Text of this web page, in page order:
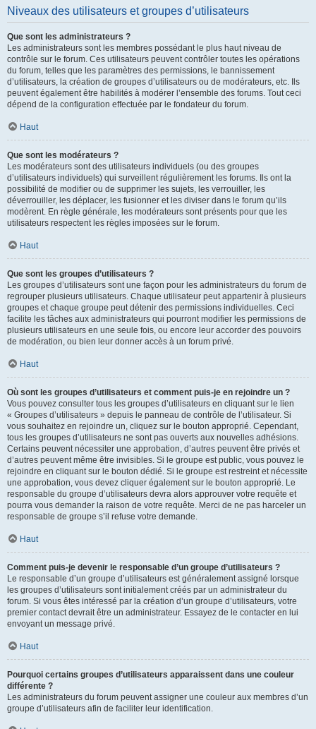
Niveaux des utilisateurs et groupes d’utilisateurs
Que sont les administrateurs ?
Les administrateurs sont les membres possédant le plus haut niveau de
contrôle sur le forum. Ces utilisateurs peuvent contrôler toutes les opérations
du forum, telles que les paramètres des permissions, le bannissement
d’utilisateurs, la création de groupes d’utilisateurs ou de modérateurs, etc. Ils
peuvent également être habilités à modérer l’ensemble des forums. Tout ceci
dépend de la configuration effectuée par le fondateur du forum.
Haut
Que sont les modérateurs ?
Les modérateurs sont des utilisateurs individuels (ou des groupes
d’utilisateurs individuels) qui surveillent régulièrement les forums. Ils ont la
possibilité de modifier ou de supprimer les sujets, les verrouiller, les
déverrouiller, les déplacer, les fusionner et les diviser dans le forum qu’ils
modèrent. En règle générale, les modérateurs sont présents pour que les
utilisateurs respectent les règles imposées sur le forum.
Haut
Que sont les groupes d’utilisateurs ?
Les groupes d’utilisateurs sont une façon pour les administrateurs du forum de
regrouper plusieurs utilisateurs. Chaque utilisateur peut appartenir à plusieurs
groupes et chaque groupe peut détenir des permissions individuelles. Ceci
facilite les tâches aux administrateurs qui pourront modifier les permissions de
plusieurs utilisateurs en une seule fois, ou encore leur accorder des pouvoirs
de modération, ou bien leur donner accès à un forum privé.
Haut
Où sont les groupes d’utilisateurs et comment puis-je en rejoindre un ?
Vous pouvez consulter tous les groupes d’utilisateurs en cliquant sur le lien
« Groupes d’utilisateurs » depuis le panneau de contrôle de l’utilisateur. Si
vous souhaitez en rejoindre un, cliquez sur le bouton approprié. Cependant,
tous les groupes d’utilisateurs ne sont pas ouverts aux nouvelles adhésions.
Certains peuvent nécessiter une approbation, d’autres peuvent être privés et
d’autres peuvent même être invisibles. Si le groupe est public, vous pouvez le
rejoindre en cliquant sur le bouton dédié. Si le groupe est restreint et nécessite
une approbation, vous devez cliquer également sur le bouton approprié. Le
responsable du groupe d’utilisateurs devra alors approuver votre requête et
pourra vous demander la raison de votre requête. Merci de ne pas harceler un
responsable de groupe s’il refuse votre demande.
Haut
Comment puis-je devenir le responsable d’un groupe d’utilisateurs ?
Le responsable d’un groupe d’utilisateurs est généralement assigné lorsque
les groupes d’utilisateurs sont initialement créés par un administrateur du
forum. Si vous êtes intéressé par la création d’un groupe d’utilisateurs, votre
premier contact devrait être un administrateur. Essayez de le contacter en lui
envoyant un message privé.
Haut
Pourquoi certains groupes d’utilisateurs apparaissent dans une couleur
différente ?
Les administrateurs du forum peuvent assigner une couleur aux membres d’un
groupe d’utilisateurs afin de faciliter leur identification.